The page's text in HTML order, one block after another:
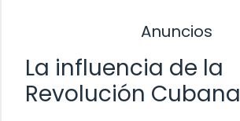
Anuncios
La influencia de la
Revolución Cubana